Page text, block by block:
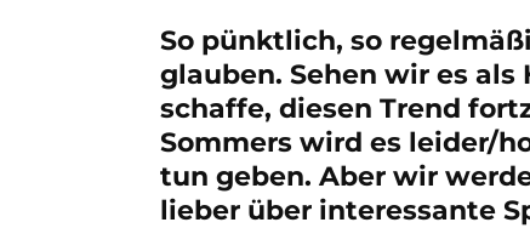
So pünktlich, so
glauben. Sehen wir es
schaffe, diesen Trend
Sommers wird es leider/
tun geben. Aber wir
lieber über interessante